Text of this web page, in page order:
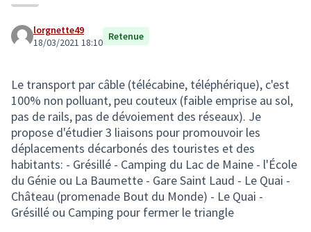
lorgnette49
18/03/2021 18:10 Retenue
Le transport par câble (télécabine, téléphérique), c'est
100% non polluant, peu couteux (faible emprise au sol,
pas de rails, pas de dévoiement des réseaux). Je
propose d'étudier 3 liaisons pour promouvoir les
déplacements décarbonés des touristes et des
habitants: - Grésillé - Camping du Lac de Maine - l'École
du Génie ou La Baumette - Gare Saint Laud - Le Quai -
Château (promenade Bout du Monde) - Le Quai -
Grésillé ou Camping pour fermer le triangle